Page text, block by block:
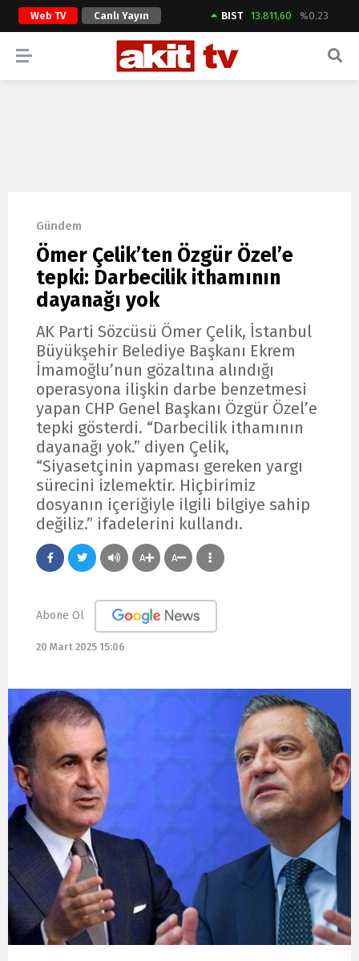
Web TV Canlı Yayın BIST 13.811,60 %0.23
ARAMA YAP
Gündem
Ömer Çelik’ten Özgür Özel’e
tepki: Darbecilik ithamının
dayanağı yok
AK Parti Sözcüsü Ömer Çelik, İstanbul
Büyükşehir Belediye Başkanı Ekrem
İmamoğlu’nun gözaltına alındığı
operasyona ilişkin darbe benzetmesi
yapan CHP Genel Başkanı Özgür Özel’e
tepki gösterdi. “Darbecilik ithamının
dayanağı yok.” diyen Çelik,
“Siyasetçinin yapması gereken yargı
sürecini izlemektir. Hiçbirimiz
dosyanın içeriğiyle ilgili bilgiye sahip
değiliz.” ifadelerini kullandı.
A A
Abone Ol
20 Mart 2025 15:06